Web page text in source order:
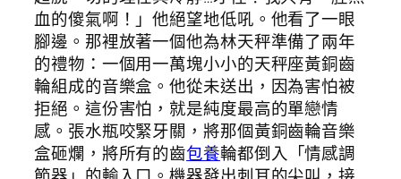
血的傻氣啊！」他絕望地低吼。他看了一眼
腳邊。那裡放著一個他為林天秤準備了兩年
的禮物：一個用一萬塊小小的天秤座黃銅齒
輪組成的音樂盒。他從未送出，因為害怕被
拒絕。這份害怕，就是純度最高的單戀情
感。張水瓶咬緊牙關，將那個黃銅齒輪音樂
盒砸爛，將所有的齒包養輪都倒入「情感調